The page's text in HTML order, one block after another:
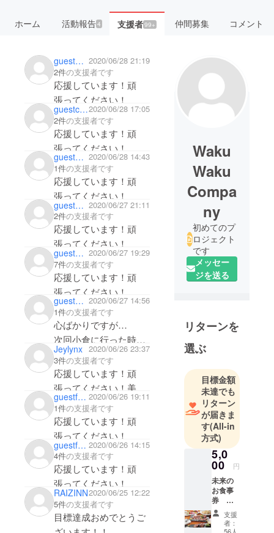
ホーム 活動報告4 支援者99+ 仲間募集 コメント
guest9828836d1fc4 2020/06/28 21:19
2件の支援者です
応援しています！頑
張ってください！
guestc025c01d97942020/06/28 17:05
2件の支援者です
応援しています！頑
張ってください！
guest2897206dbe44 2020/06/28 14:43
1件の支援者です
応援しています！頑
張ってください！
guest1abd1ac9fcb4 2020/06/27 21:11
2件の支援者です
応援しています！頑
張ってください！
guest7b4a6ee55f24 2020/06/27 19:29
7件の支援者です
応援しています！頑
張ってください！
guest68034fc32cf4 2020/06/27 14:56
1件の支援者です
心ばかりですが…
次回小倉に行った時ま
た顔出しに行きます🥰
どこへ行ってもずっと
応援してます📣
Jeylynx 2020/06/26 23:37
3件の支援者です
応援しています！頑
張ってください！美味
しいビール飲ませてく
ださい！
guestfac667d86a84 2020/06/26 19:11
1件の支援者です
応援しています！頑
張ってください！
guestf4b57b310974 2020/06/26 14:15
4件の支援者です
応援しています！頑
張ってください！
RAIZINN2020/06/25 12:22
5件の支援者です
目標達成おめでとうご
Waku
Waku
Compa
ny
初めてのプ
ロジェクト
です
メッセー
ジを送る
リターンを
選ぶ
目標金額
未達でも
リターン
が届きま
す(All-in
方式)
5,0
00 円
未来の
お食事
券
BOOTIE
Sセット
２名様
支援
者：